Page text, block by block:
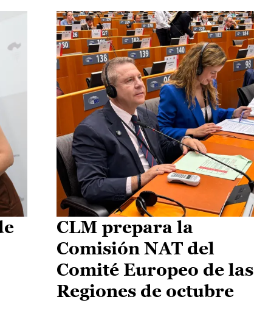
CLM prepara la
Comisión NAT del
Comité Europeo de las
Regiones de octubre